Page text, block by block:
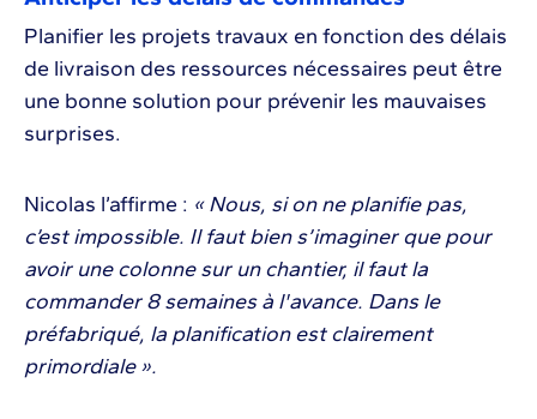
Planifier les projets travaux en fonction des délais
de livraison des ressources nécessaires peut être
une bonne solution pour prévenir les mauvaises
surprises.
Nicolas l’affirme : « Nous, si on ne planifie pas,
c’est impossible. Il faut bien s’imaginer que pour
avoir une colonne sur un chantier, il faut la
commander 8 semaines à l'avance. Dans le
préfabriqué, la planification est clairement
primordiale ».